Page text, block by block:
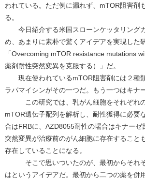
われている。ただ例に漏れず、mTOR阻害剤
る。
今日紹介する米国スローンケッタリング
め、あまりに素朴で驚くアイデアを実現した
「Overcoming mTOR resistance mutations
薬剤耐性突然変異を克服する）」だ。
現在使われているmTOR阻害剤には２種
ラパマイシンがその一つだ。もう一つはキナ
この研究では、乳がん細胞をそれぞれの
mTOR遺伝子配列を解析し、耐性獲得に必要
合はFRBに、AZD8055耐性の場合はキナー
突然変異が治療前のがん細胞に存在すること
存在していることになる。
そこで思いついたのが、最初からそれぞ
はというアイデアだ。最初から二つの薬を